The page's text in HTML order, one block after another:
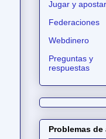
Jugar y apostar
Federaciones
Webdinero
Preguntas y
respuestas
Problemas